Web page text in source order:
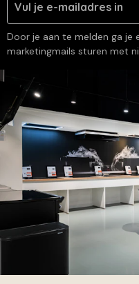
Door je aan te melden ga je
marketingmails sturen met